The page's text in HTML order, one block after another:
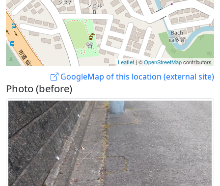
Leaflet | ©OpenStreetMapcontributors
GoogleMap of this location (external site)
Photo (before)